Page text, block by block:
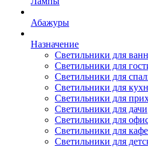
Абажуры
Назначение
Светильники для
Светильники для
Светильники для
Светильники для
Светильники для
Светильники для дачи
Светильники для
Светильники для
Светильники для